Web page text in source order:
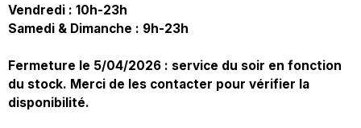
Vendredi : 10h-23h
Samedi & Dimanche : 9h-23h
Fermeture le 5/04/2026 : service du soir en fonction
du stock. Merci de les contacter pour vérifier la
disponibilité.